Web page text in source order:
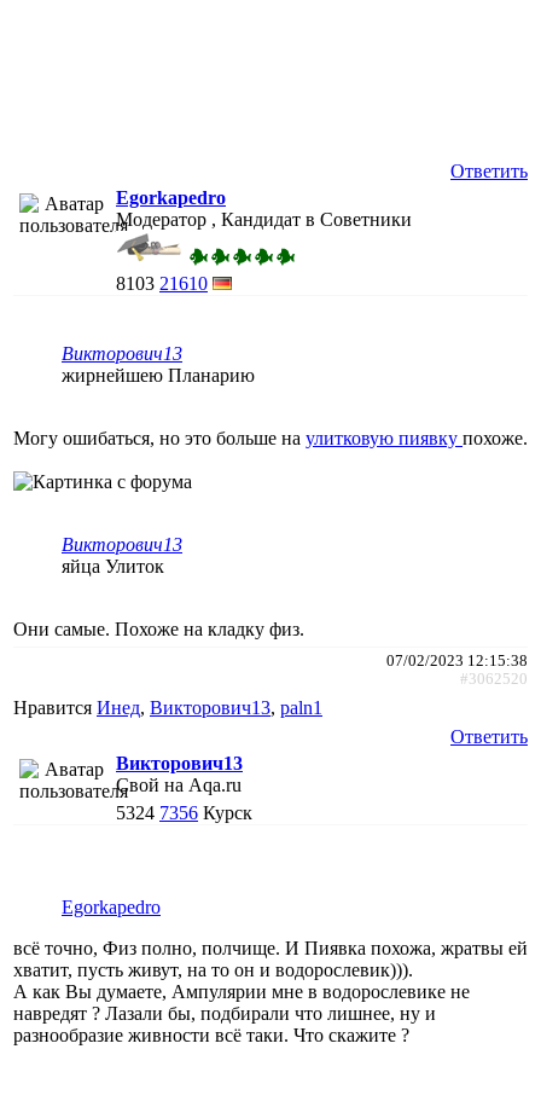
Ответить
Egorkapedro
Модератор , Кандидат в Советники
8103 21610
Викторович13
жирнейшею Планарию
Могу ошибаться, но это больше на улитковую пиявку похоже.
Викторович13
яйца Улиток
Они самые. Похоже на кладку физ.
07/02/2023 12:15:38
#3062520
Нравится Инед, Викторович13, paln1
Ответить
Викторович13
Свой на Aqa.ru
5324 7356 Курск
Egorkapedro
всë точно, Физ полно, полчище. И Пиявка похожа, жратвы ей
хватит, пусть живут, на то он и водорослевик))).
А как Вы думаете, Ампулярии мне в водорослевике не
навредят ? Лазали бы, подбирали что лишнее, ну и
разнообразие живности всë таки. Что скажите ?